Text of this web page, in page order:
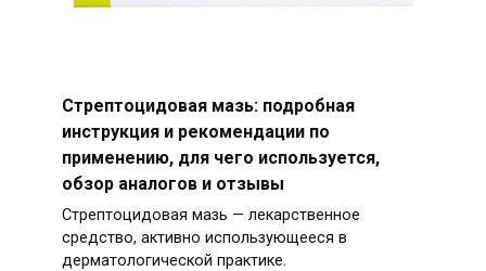
Стрептоцидовая мазь: подробная
инструкция и рекомендации по
применению, для чего используется,
обзор аналогов и отзывы
Стрептоцидовая мазь — лекарственное
средство, активно использующееся в
дерматологической практике.